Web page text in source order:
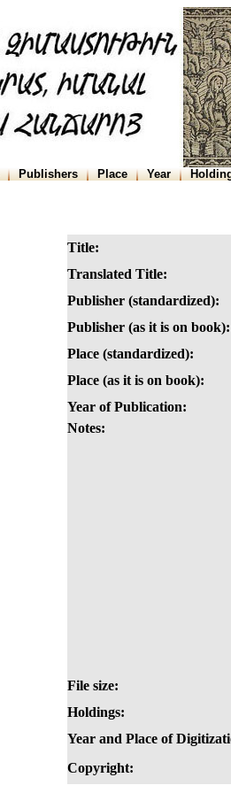
Publishers Place Year
Title:
Translated Title:
Publisher (standardized):
Publisher (as it is on book):
Place (standardized):
Place (as it is on book):
Year of Publication:
Notes:
File size:
Holdings:
Year and Place of
Copyright: